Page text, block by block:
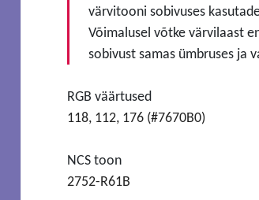
värvitooni sobivuses
Võimalusel võtke värvilaast
sobivust samas ümbruses ja
RGB väärtused
118, 112, 176 (#7670B0)
NCS toon
2752-R61B